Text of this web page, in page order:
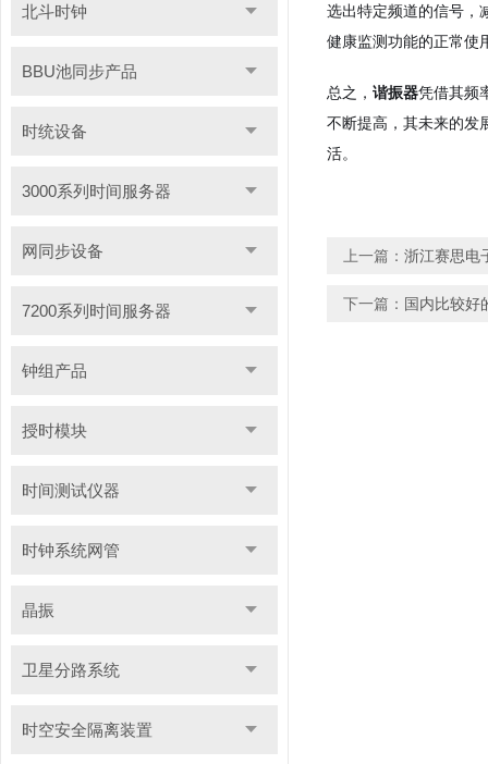
北斗时钟
BBU池同步产品
时统设备
3000系列时间服务器
网同步设备
7200系列时间服务器
钟组产品
授时模块
时间测试仪器
时钟系统网管
晶振
卫星分路系统
时空安全隔离装置
选出特定频道的信号，
健康监测功能的正常使
总之， 谐振器凭借其频
不断提高，其未来的发
活。
上一篇： 浙江赛思电
下一篇： 国内比较好